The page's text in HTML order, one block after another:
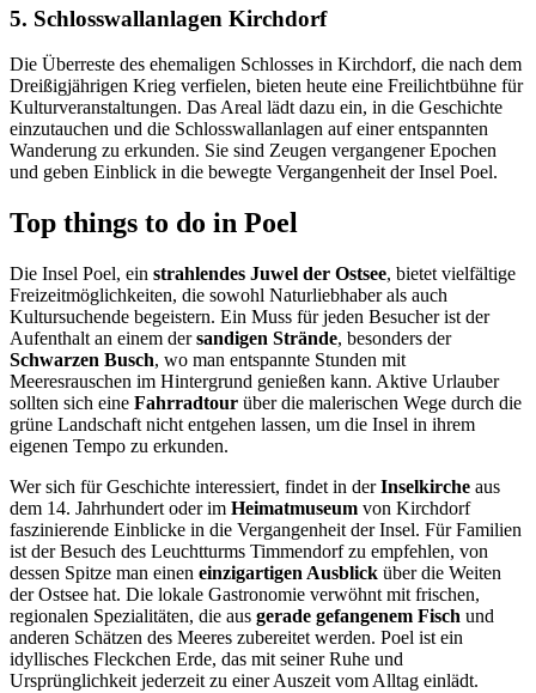
5. Schlosswallanlagen Kirchdorf
Die Überreste des ehemaligen Schlosses in Kirchdorf, die nach dem
Dreißigjährigen Krieg verfielen, bieten heute eine Freilichtbühne für
Kulturveranstaltungen. Das Areal lädt dazu ein, in die Geschichte
einzutauchen und die Schlosswallanlagen auf einer entspannten
Wanderung zu erkunden. Sie sind Zeugen vergangener Epochen
und geben Einblick in die bewegte Vergangenheit der Insel Poel.
Top things to do in Poel
Die Insel Poel, ein strahlendes Juwel der Ostsee, bietet vielfältige
Freizeitmöglichkeiten, die sowohl Naturliebhaber als auch
Kultursuchende begeistern. Ein Muss für jeden Besucher ist der
Aufenthalt an einem dersandigen Strände, besonders der
Schwarzen Busch, wo man entspannte Stunden mit
Meeresrauschen im Hintergrund genießen kann. Aktive Urlauber
sollten sich eine Fahrradtour über die malerischen Wege durch die
grüne Landschaft nicht entgehen lassen, um die Insel in ihrem
eigenen Tempo zu erkunden.
Wer sich für Geschichte interessiert, findet in derInselkirche aus
dem 14. Jahrhundert oder im Heimatmuseum von Kirchdorf
faszinierende Einblicke in die Vergangenheit der Insel. Für Familien
ist der Besuch des Leuchtturms Timmendorf zu empfehlen, von
dessen Spitze man einen einzigartigen Ausblick über die Weiten
der Ostsee hat. Die lokale Gastronomie verwöhnt mit frischen,
regionalen Spezialitäten, die aus gerade gefangenem Fisch und
anderen Schätzen des Meeres zubereitet werden. Poel ist ein
idyllisches Fleckchen Erde, das mit seiner Ruhe und
Ursprünglichkeit jederzeit zu einer Auszeit vom Alltag einlädt.